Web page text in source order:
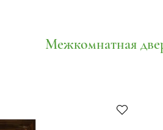
Межкомнатная